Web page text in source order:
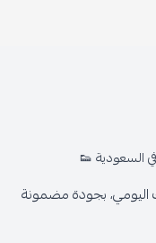
السعودية 👟
اليومي، بجودة مضمونة